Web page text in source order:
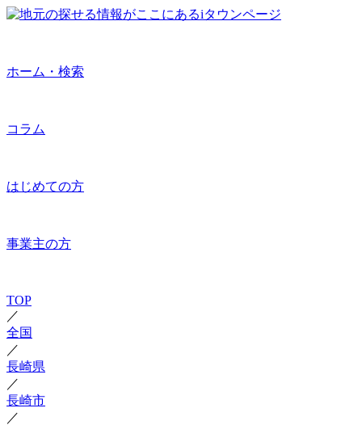
ホーム・検索
コラム
はじめての方
事業主の方
TOP
／
全国
／
長崎県
／
長崎市
／